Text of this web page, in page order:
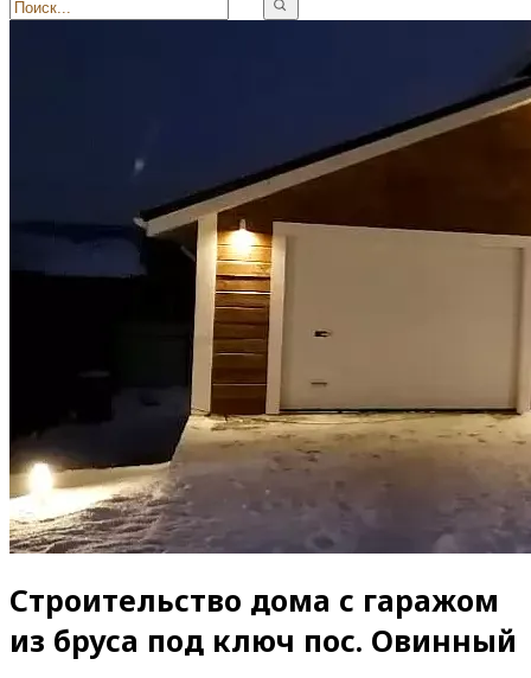
Строительство дома с гаражом
из бруса под ключ пос. Овинный